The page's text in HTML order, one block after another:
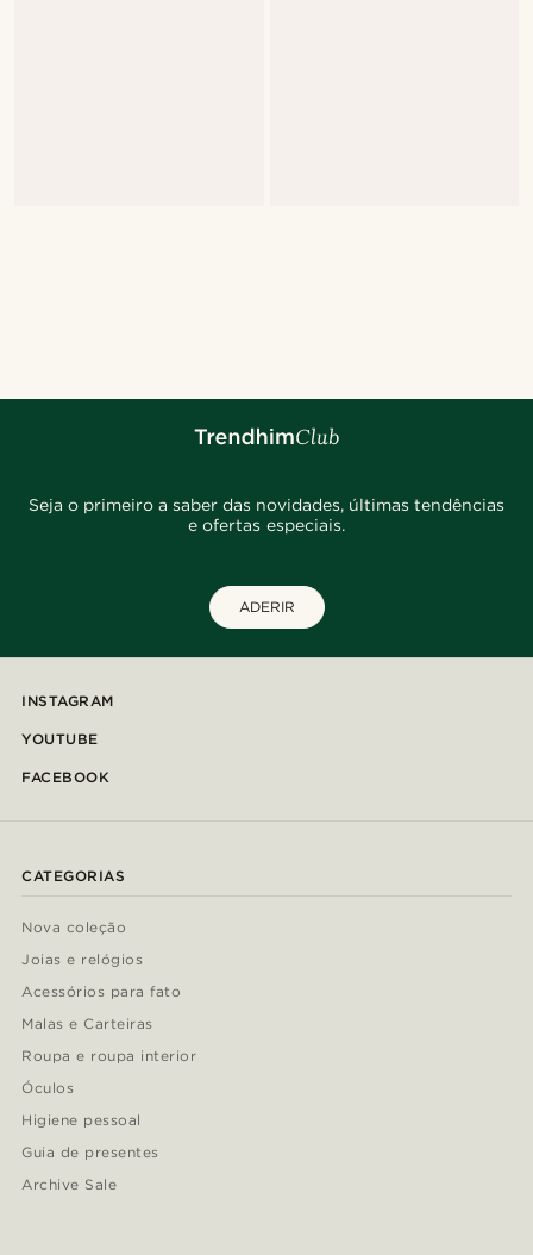
Seja o primeiro a saber das novidades, últimas tendências
e ofertas especiais.
ADERIR
INSTAGRAM
YOUTUBE
FACEBOOK
CATEGORIAS
Nova coleção
Joias e relógios
Acessórios para fato
Malas e Carteiras
Roupa e roupa interior
Óculos
Higiene pessoal
Guia de presentes
Archive Sale